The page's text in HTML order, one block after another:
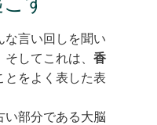
な言い回しを聞い
してこれは、 香
とをよく表した表
い部分である大脳